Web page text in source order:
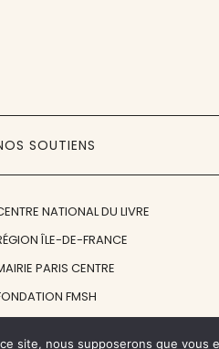
SOUTIENS
NATIONAL DU LIVRE
ÎLE-DE-FRANCE
PARIS CENTRE
FMSH
site, nous supposerons que vous